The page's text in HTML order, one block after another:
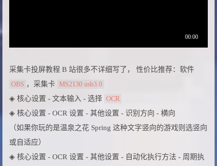
采集卡投屏教程 B 站很多不详细写了， 性价比推荐：软件
OBS ，采集卡 MS2130 usb3.0
◈ 核心设置 - 文本输入 - 选择 OCR
◈ 核心设置 - OCR 设置 - 其他设置 - 识别方向 - 横向
（如果你玩的是温泉之花 Spring 这种文字竖向的游戏则选竖向
或自适应）
◈ 核心设置 - OCR 设置 - 其他设置 - 自动化执行方法 - 周期执